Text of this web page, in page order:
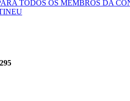
TODOS OS MEMBROS DA